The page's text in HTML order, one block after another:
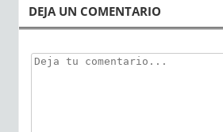
DEJA UN COMENTARIO